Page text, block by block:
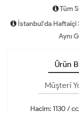
Tüm
İstanbul'da Haftaiçi
Aynı
Ürün
Müşteri
Hacim: 1130 /